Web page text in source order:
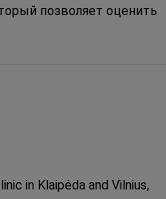
позволяет оценить
in Klaipėda and Vilnius,